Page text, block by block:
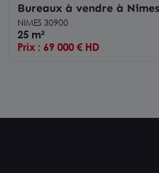
Bureaux à vendre à
quartier Kennedy
NIMES 30900
25 m²
Prix : 69 000 € HD